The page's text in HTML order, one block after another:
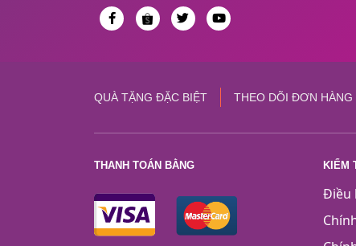
QUÀ TẶNG ĐẶC BIỆT THEO DÕI ĐƠN HÀNG
THANH TOÁN BẰNG KIỂM
Điều